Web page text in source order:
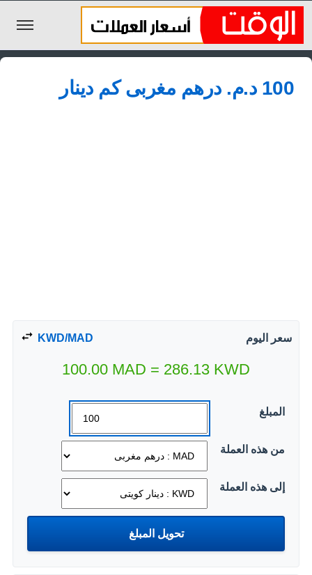
الليرة السورية
الجنيه المصري
100 د.م.‏ درهم مغربى كم دينار
سعر اليوم KWD/MAD
100.00 MAD = 286.13 KWD
المبلغ
من هذه العملة
إلى هذه العملة